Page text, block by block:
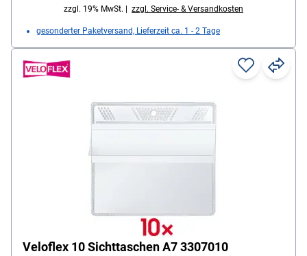
zzgl. 19% MwSt. | zzgl. Service- & Versandkosten
gesonderter Paketversand, Lieferzeit ca. 1 - 2 Tage
Veloflex 10 Sichttaschen A7 3307010